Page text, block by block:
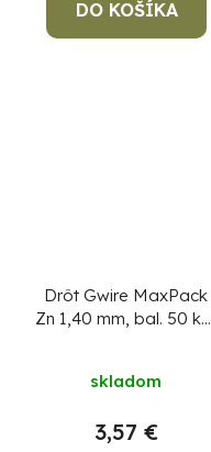
DO KOŠÍKA
Drôt Gwire MaxPack
Zn 1,40 mm, bal. 50 kg,
50 kg!
skladom
3,57 €